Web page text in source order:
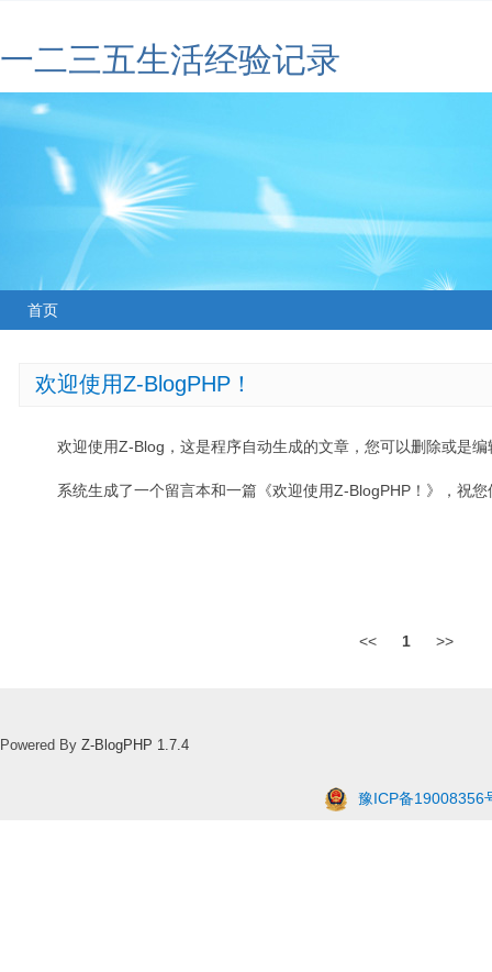
一二三五生活经验记录
首页
欢迎使用Z-BlogPHP！
欢迎使用Z-Blog，这是程序自动生成的文章，您可以删除或是编
系统生成了一个留言本和一篇《欢迎使用Z-BlogPHP！》，祝
<< 1 >>
Powered By Z-BlogPHP 1.7.4
豫ICP备19008356